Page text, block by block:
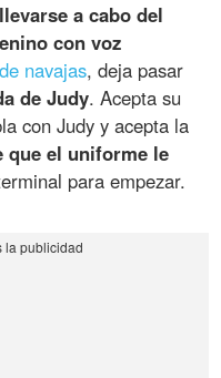
a cabo del
con voz
navajas, deja pasar
de Judy. Acepta su
con Judy y acepta la
que el uniforme le
para empezar.